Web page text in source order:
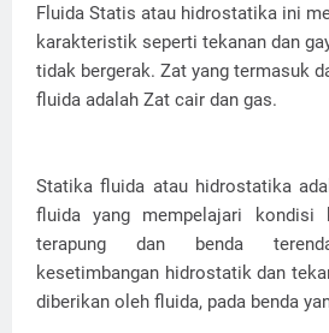
Fluida Statis atau hidrostatika ini
karakteristik seperti tekanan dan
tidak bergerak. Zat yang termasuk
fluida adalah Zat cair dan gas.
Statika fluida atau hidrostatika
fluida yang mempelajari kondisi
terapung dan benda
kesetimbangan hidrostatik dan
diberikan oleh fluida, pada benda